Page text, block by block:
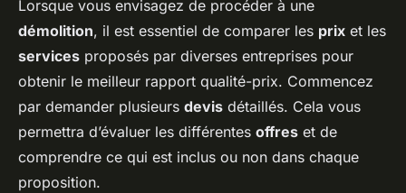
Lorsque vous envisagez de procéder à une
démolition, il est essentiel de comparer les prix et les
services proposés par diverses entreprises pour
obtenir le meilleur rapport qualité-prix. Commencez
par demander plusieurs devis détaillés. Cela vous
permettra d’évaluer les différentes offres et de
comprendre ce qui est inclus ou non dans chaque
proposition.